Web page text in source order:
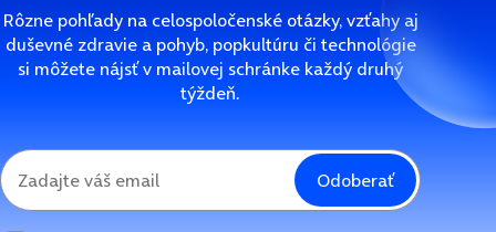
Rôzne pohľady na celospoločenské otázky, vzťahy aj
duševné zdravie a pohyb, popkultúru či technológie
si môžete nájsť v mailovej schránke každý druhý
týždeň.
Odoberať